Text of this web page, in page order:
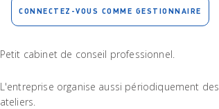
CONNECTEZ-VOUS COMME GESTIONNAIRE
Petit cabinet de conseil professionnel.
L'entreprise organise aussi périodiquement des
ateliers.